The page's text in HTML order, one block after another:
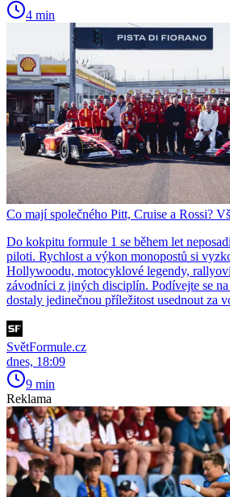
4 min
Co mají společného Pitt, Cruise a Rossi?
Do kokpitu formule 1 se během let
piloti. Rychlost a výkon monopostů si
Hollywoodu, motocyklové legendy,
závodníci z jiných disciplín. Podívejte se
dostaly jedinečnou příležitost usednout za
SvětFormule.cz
dnes, 18:09
9 min
Reklama